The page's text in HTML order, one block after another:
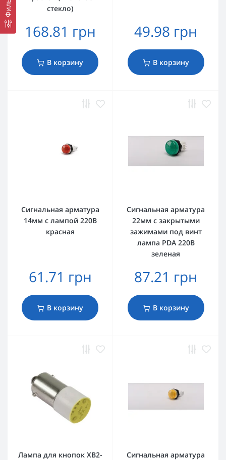
стекло)
168.81 грн
В корзину
49.98 грн
В корзину
Сигнальная арматура
14мм с лампой 220В
красная
61.71 грн
В корзину
Сигнальная арматура
22мм с закрытыми
зажимами под винт
лампа PDA 220В
зеленая
87.21 грн
В корзину
Лампа для кнопок XB2-
Сигнальная арматура